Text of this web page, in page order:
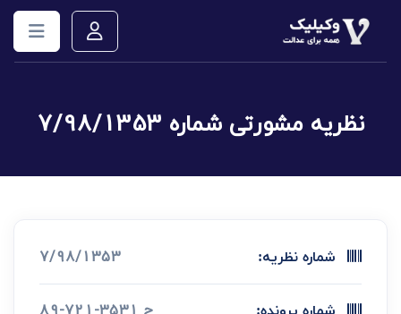
نظریه مشورتی شماره 7/98/1353
شماره نظریه: 7/98/1353